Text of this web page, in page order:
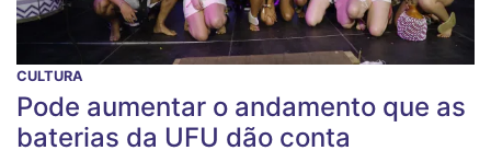
CULTURA
Pode aumentar o andamento que as
baterias da UFU dão conta